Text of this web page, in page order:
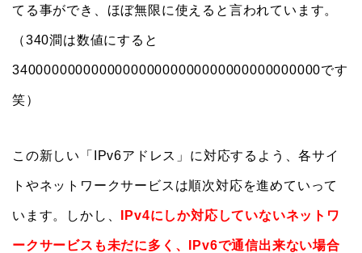
てる事ができ、ほぼ無限に使えると言われています。
（340澗は数値にすると
340000000000000000000000000000000000000です
笑）
この新しい「IPv6アドレス」に対応するよう、各サイ
トやネットワークサービスは順次対応を進めていって
います。しかし、 IPv4にしか対応していないネットワ
ークサービスも未だに多く、IPv6で通信出来ない場合